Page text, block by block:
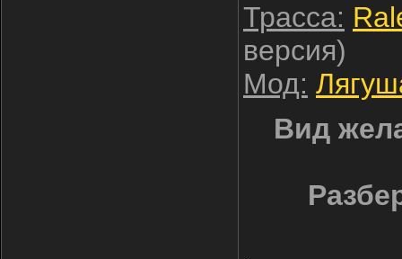
Трасса:
версия)
Мод:
Вид